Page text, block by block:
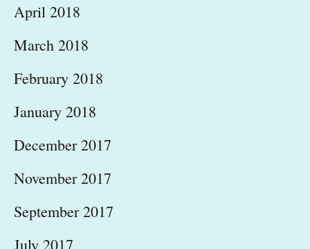
April 2018
March 2018
February 2018
January 2018
December 2017
November 2017
September 2017
July 2017